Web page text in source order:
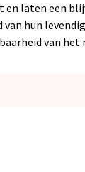
laten een
hun
van